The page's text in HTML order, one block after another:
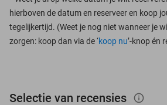
hierboven de datum en reserveer en koop
tegelijkertijd. (Weet je nog niet wanneer je
zorgen: koop dan via de ‘koop nu’-knop én
Selectie van recensies info_outlined